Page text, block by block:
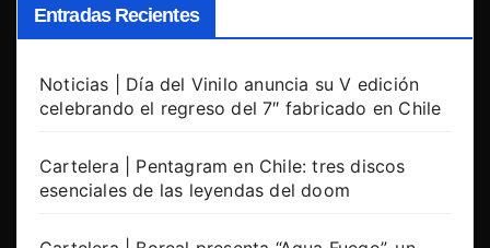
Entradas Recientes
Noticias | Día del Vinilo anuncia su V edición
celebrando el regreso del 7″ fabricado en Chile
Cartelera | Pentagram en Chile: tres discos
esenciales de las leyendas del doom